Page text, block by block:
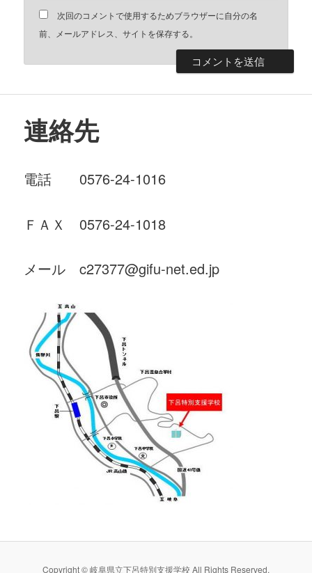
次回のコメントで使用するためブラウザーに自分の名
前、メールアドレス、サイトを保存する。
連絡先
電話 0576-24-1016
ＦＡＸ 0576-24-1018
メール c27377@gifu-net.ed.jp
Copyright © 岐阜県立下呂特別支援学校 All Rights Reserved.